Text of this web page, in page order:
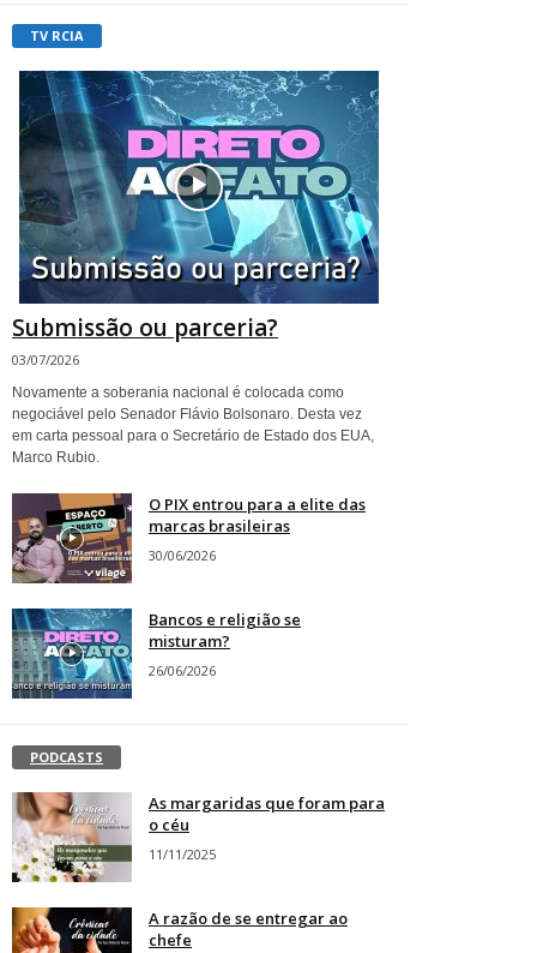
TV RCIA
Submissão ou parceria?
03/07/2026
Novamente a soberania nacional é colocada como
negociável pelo Senador Flávio Bolsonaro. Desta vez
em carta pessoal para o Secretário de Estado dos EUA,
Marco Rubio.
O PIX entrou para a elite das
marcas brasileiras
30/06/2026
Bancos e religião se
misturam?
26/06/2026
PODCASTS
As margaridas que foram para
o céu
11/11/2025
A razão de se entregar ao
chefe